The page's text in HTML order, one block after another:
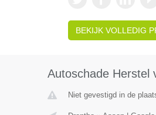
BEKIJK VOLLEDIG
Autoschade Herstel
Niet gevestigd in de